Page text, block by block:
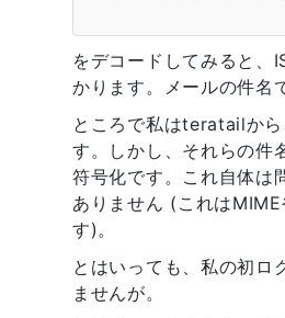
をデコードしてみると
かります。メールの件名
ところで私はteratailから
す。しかし、それらの
符号化です。これ自体は
ありません (これは
す)。
とはいっても、私の初ロ
ませんが。